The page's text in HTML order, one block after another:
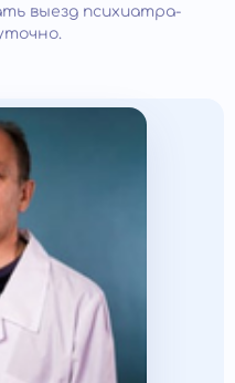
выезд психиатра-